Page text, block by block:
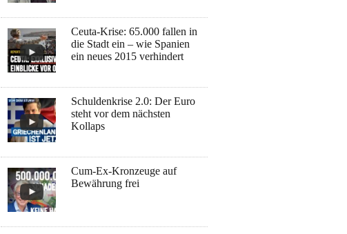
Ceuta-Krise: 65.000 fallen in
die Stadt ein – wie Spanien
ein neues 2015 verhindert
Schuldenkrise 2.0: Der Euro
steht vor dem nächsten
Kollaps
Cum-Ex-Kronzeuge auf
Bewährung frei